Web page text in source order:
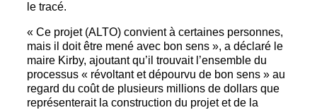
le tracé.
« Ce projet (ALTO) convient à certaines personnes,
mais il doit être mené avec bon sens », a déclaré le
maire Kirby, ajoutant qu’il trouvait l’ensemble du
processus « révoltant et dépourvu de bon sens » au
regard du coût de plusieurs millions de dollars que
représenterait la construction du projet et de la